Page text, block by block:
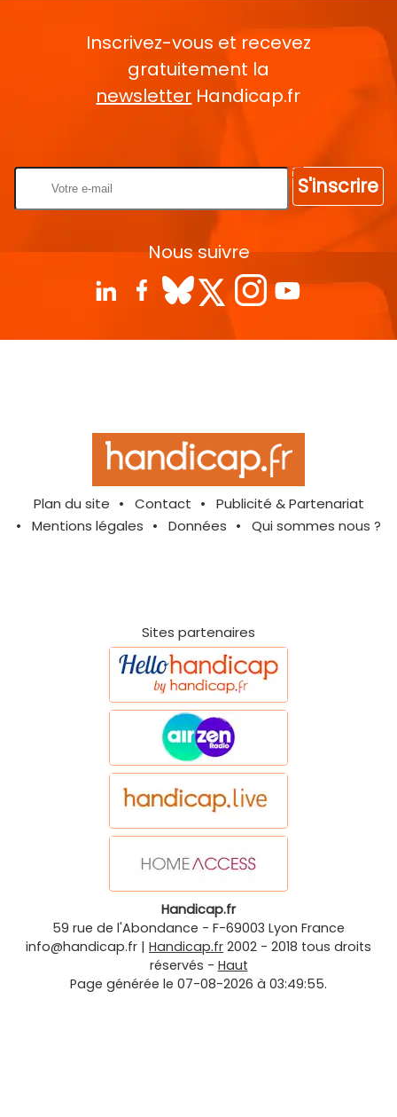
Inscrivez-vous et recevez
gratuitement la
newsletter Handicap.fr
S'inscrire
Nous suivre
Plan du site Contact
Publicité & Partenariat
Mentions légales
Données Qui sommes nous ?
Sites partenaires
Handicap.fr
59 rue de l'Abondance - F-69003 Lyon France
info@handicap.fr | Handicap.fr 2002 - 2018 tous droits
réservés - Haut
Page générée le 07-08-2026 à 03:49:55.